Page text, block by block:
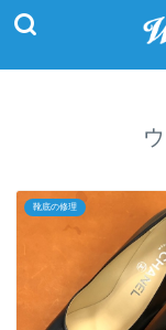
靴底の修理